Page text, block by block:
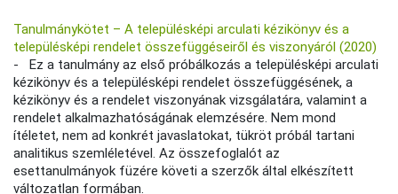
Tanulmánykötet – A településképi arculati kézikönyv és a
településképi rendelet összefüggéseiről és viszonyáról (2020)
- Ez a tanulmány az első próbálkozás a településképi arculati
kézikönyv és a településképi rendelet összefüggésének, a
kézikönyv és a rendelet viszonyának vizsgálatára, valamint a
rendelet alkalmazhatóságának elemzésére. Nem mond
ítéletet, nem ad konkrét javaslatokat, tükröt próbál tartani
analitikus szemléletével. Az összefoglalót az
esettanulmányok füzére követi a szerzők által elkészített
változatlan formában.